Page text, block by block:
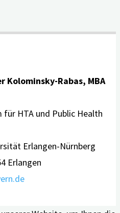
Kolominsky-Rabas, MBA
HTA und Public Health
Erlangen-Nürnberg
Erlangen